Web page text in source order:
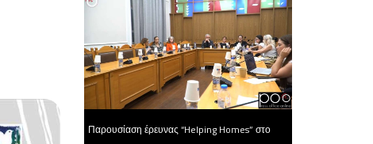
Παρουσίαση έρευνας “Helping Homes” στο